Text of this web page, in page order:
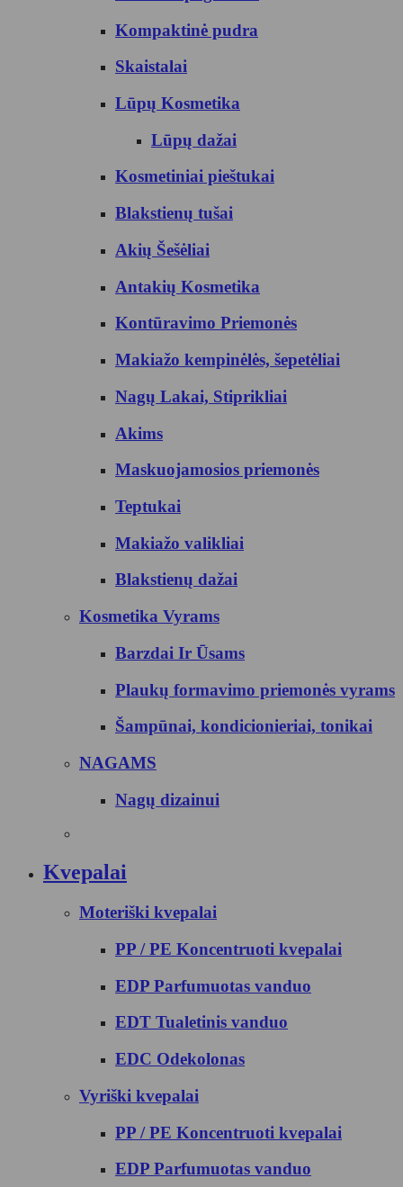
Kompaktinė pudra
Skaistalai
Lūpų Kosmetika
Lūpų dažai
Kosmetiniai pieštukai
Blakstienų tušai
Akių Šešėliai
Antakių Kosmetika
Kontūravimo Priemonės
Makiažo kempinėlės, šepetėliai
Nagų Lakai, Stiprikliai
Akims
Maskuojamosios priemonės
Teptukai
Makiažo valikliai
Blakstienų dažai
Kosmetika Vyrams
Barzdai Ir Ūsams
Plaukų formavimo priemonės vyrams
Šampūnai, kondicionieriai, tonikai
NAGAMS
Nagų dizainui
Kvepalai
Moteriški kvepalai
PP / PE Koncentruoti kvepalai
EDP Parfumuotas vanduo
EDT Tualetinis vanduo
EDC Odekolonas
Vyriški kvepalai
PP / PE Koncentruoti kvepalai
EDP Parfumuotas vanduo